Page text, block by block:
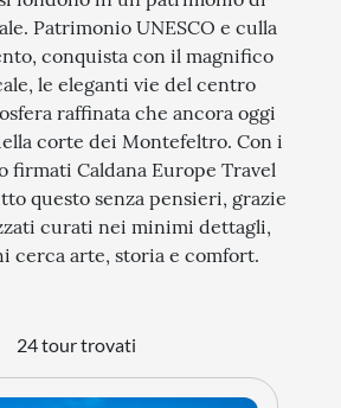
Patrimonio UNESCO e culla
conquista con il magnifico
le eleganti vie del centro
raffinata che ancora oggi
corte dei Montefeltro. Con i
firmati Caldana Europe Travel
questo senza pensieri, grazie
curati nei minimi dettagli,
cerca arte, storia e comfort.
24 tour trovati